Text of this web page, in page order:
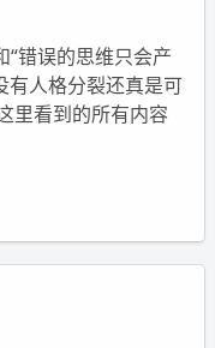
错误的思维只会产
有人格分裂还真是可
里看到的所有内容